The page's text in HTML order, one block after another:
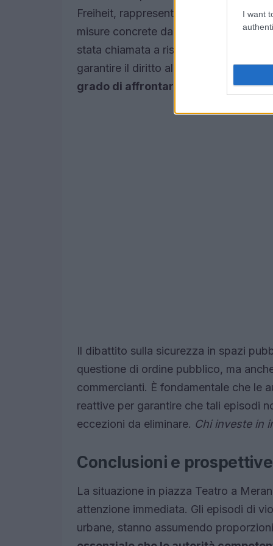
I want
Freiheit, rappresentato da Sven Knoll,
misure concrete da parte delle
stata chiamata a rispondere a queste
garantire il diritto all’ordine e alla
grado di affrontare questa
Il dibattito sulla sicurezza in spazi
questione di ordine pubblico, ma
commercianti. È fondamentale che le
reattive per garantire che tali episodi
eccezioni da eliminare. Chi investe in
Conclusioni e
La situazione in piazza Teatro a
attenzione immediata. Gli episodi di
urbane, stanno assumendo